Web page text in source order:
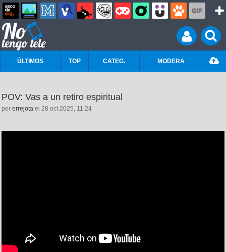
ÚLTIMOS TOP CATEG. MODERA
POV: Vas a un retiro espiritual
por errejota el 28 oct 2025, 11:24